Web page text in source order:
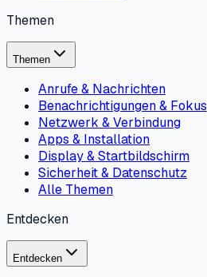
Themen
Themen
Anrufe & Nachrichten
Benachrichtigungen & Fokus
Netzwerk & Verbindung
Apps & Installation
Display & Startbildschirm
Sicherheit & Datenschutz
Alle Themen
Entdecken
Entdecken